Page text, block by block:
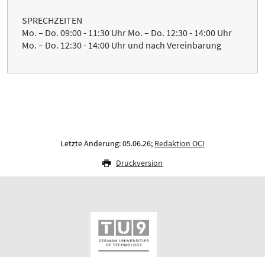
SPRECHZEITEN
Mo. – Do. 09:00 - 11:30 Uhr Mo. – Do. 12:30 - 14:00 Uhr
Mo. – Do. 12:30 - 14:00 Uhr und nach Vereinbarung
Letzte Änderung: 05.06.26; Redaktion OCI
Druckversion